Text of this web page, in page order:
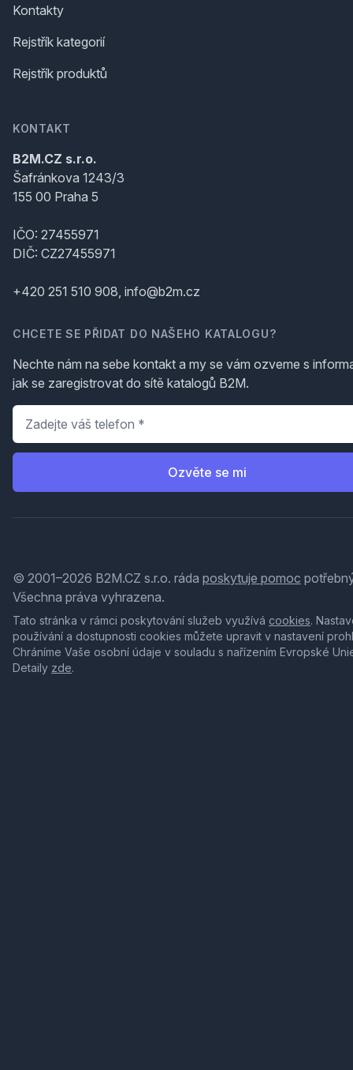
Kontakty
Rejstřík kategorií
Rejstřík produktů
KONTAKT
B2M.CZ s.r.o.
Šafránkova 1243/3
155 00 Praha 5
IČO: 27455971
DIČ: CZ27455971
+420 251 510 908, info@b2m.cz
CHCETE SE PŘIDAT DO NAŠEHO KATALOGU?
Nechte nám na sebe kontakt a my se vám ozveme s
jak se zaregistrovat do sítě katalogů B2M.
Telefon
Ozvěte se mi
© 2001–2026 B2M.CZ s.r.o. ráda poskytuje pomoc
Všechna práva vyhrazena.
Tato stránka v rámci poskytování služeb využívá cookies.
používání a dostupnosti cookies můžete upravit v nastavení
Chráníme Vaše osobní údaje v souladu s nařízením Evropské
Detaily zde.